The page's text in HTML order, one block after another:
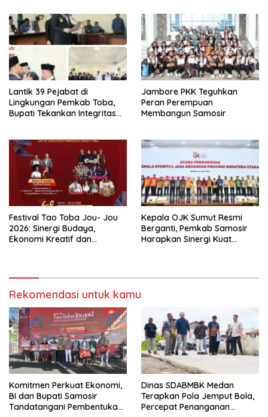
Lantik 39 Pejabat di
Lingkungan Pemkab Toba,
Bupati Tekankan Integritas
Jambore PKK Teguhkan
Peran Perempuan
Membangun Samosir
Festival Tao Toba Jou- Jou
2026: Sinergi Budaya,
Ekonomi Kreatif dan
Kepala OJK Sumut Resmi
Berganti, Pemkab Samosir
Harapkan Sinergi Kuat
Rekomendasi untuk kamu
Komitmen Perkuat Ekonomi,
BI dan Bupati Samosir
Tandatangani Pembentukan
Dinas SDABMBK Medan
Terapkan Pola Jemput Bola,
Percepat Penanganan